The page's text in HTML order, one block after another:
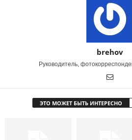
brehov
Руководитель,
ЭТО МОЖЕТ БЫТЬ ИНТЕРЕСНО